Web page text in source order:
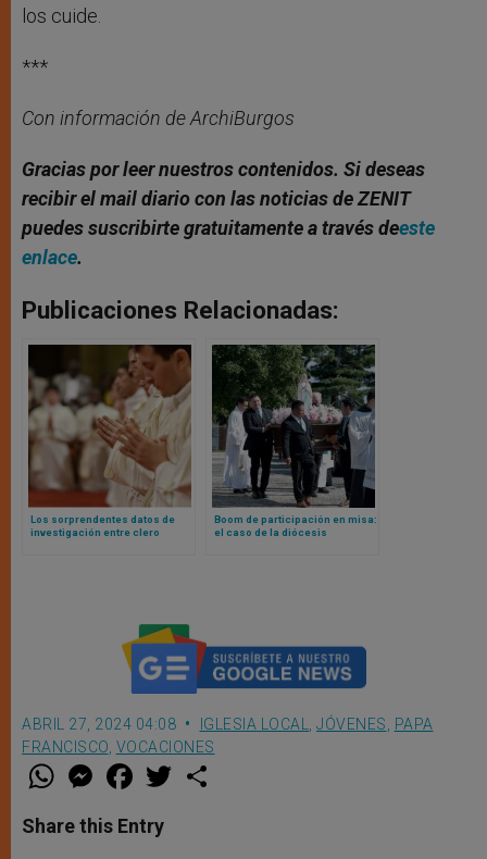
los cuide.
***
Con información de ArchiBurgos
Gracias por leer nuestros contenidos. Si deseas
recibir el mail diario con las noticias de ZENIT
puedes suscribirte gratuitamente a través deeste
enlace.
Publicaciones Relacionadas:
Los sorprendentes datos de
investigación entre clero
Boom de participación en misa:
el caso de la diócesis
ABRIL 27, 2024 04:08 IGLESIA LOCAL JÓVENES
PAPA
FRANCISCO VOCACIONES
W
t
s
M
e
s
e
F
a
e
b
w
Share this Entry